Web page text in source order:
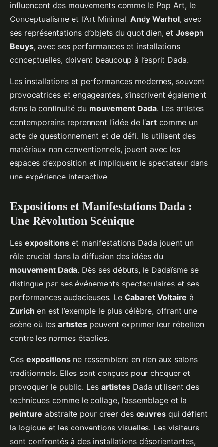
influencent des mouvements comme le Pop Art, le
Conceptualisme et l’Art Minimal. Andy Warhol, avec
ses représentations d’objets du quotidien, et Joseph
Beuys, avec ses performances et installations
conceptuelles, doivent beaucoup à l’esprit Dada.
Les installations et performances modernes, souvent
provocatrices et engageantes, s’inscrivent également
dans la continuité du mouvement Dada. Les artistes
contemporains reprennent l’idée de l’art comme un
acte de questionnement et de défi. Ils utilisent des
matériaux non conventionnels, jouent avec les
espaces d’exposition et impliquent le spectateur dans
une expérience interactive.
Expositions et Manifestations Dada :
Une Révolution Scénique
Les expositions et manifestations Dada jouent un
rôle crucial dans la diffusion des idées du
mouvement Dada. Dès ses débuts, le Dadaïsme se
distingue par ses événements spectaculaires et ses
performances audacieuses. Le Cabaret Voltaire à
Zurich en est l’exemple le plus célèbre, offrant une
scène où les artistes peuvent exprimer leur rébellion
contre les normes établies.
Ces expositions ne ressemblent en rien aux salons
traditionnels. Elles sont conçues pour choquer et
provoquer le public. Les artistes Dada utilisent des
techniques comme le collage, l’assemblage et la
peinture abstraite pour créer des œuvres qui défient
la logique et les conventions visuelles. Les visiteurs
sont confrontés à des installations désorientantes,